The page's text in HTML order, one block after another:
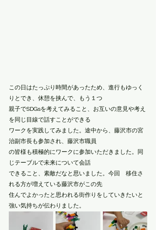
この日はたっぷり時間があったため、進行もゆっく
りとでき、休憩を挟んで、もう１つ
親子でSDGsを考えてみること、お互いの意見や考え
を同じ目線で話すことができる
ワークを実践してみました。途中から、藤沢市の宮
治副市長も参加され、藤沢市職員
の皆様も積極的にワークに参加いただきました。同
じテーブルで未来について会話
できること、素敵だなと思いました。今回　移住さ
れる方が増えている藤沢市がこの先
住んでよかったと思われる街作りをしていきたいと
強い気持ちが伝わりました。